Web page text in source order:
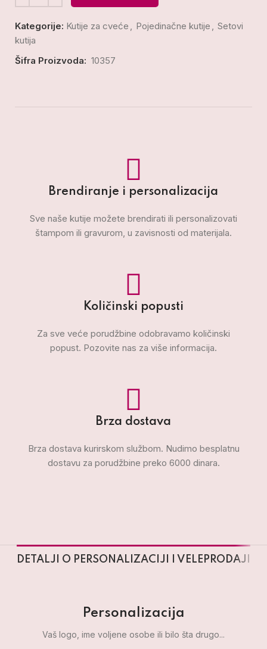
Kategorije: Kutije za cveće , Pojedinačne kutije , Setovi
kutija
Šifra Proizvoda: 10357
Brendiranje i personalizacija
Sve naše kutije možete brendirati ili personalizovati
štampom ili gravurom, u zavisnosti od materijala.
Količinski popusti
Za sve veće porudžbine odobravamo količinski
popust. Pozovite nas za više informacija.
Brza dostava
Brza dostava kurirskom službom. Nudimo besplatnu
dostavu za porudžbine preko 6000 dinara.
DETALJI O PERSONALIZACIJI I VELEPRODAJI
Personalizacija
Vaš logo, ime voljene osobe ili bilo šta drugo...